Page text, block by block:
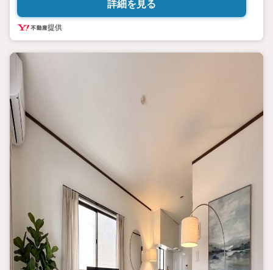
＝＝＝＝＝＝＝＝＝＝＝＝＝＝＝＝＝＝＝＝＝＝＝＝＝＝＝＝＝
＝＝＝＝
【営業時間 10:00-20:00】定休日:なし
上記時間はお電話が繋がりやすくなっております。ぜひお気軽に
ご連絡下さい！
＝＝＝＝
ー創立1985年のベストセレクトー
【オススメPOINT】
■建物面積:82.92平米の4LDK中古戸建
■1999年4月築、駐車スペース1台あり
■暮らしを快適にする設備・仕様が充実
■爽やかな朝を迎えられる東向き2面バルコニー
■中央線「東中野」駅徒歩11分の閑静な住宅街
■複数路線利用可で都心へのアクセスも良好
詳細を見る
提供